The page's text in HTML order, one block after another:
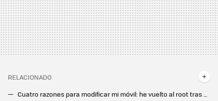
RELACIONADO
Cuatro razones para modificar mi móvil: he vuelto al root tras años sin “rootear”